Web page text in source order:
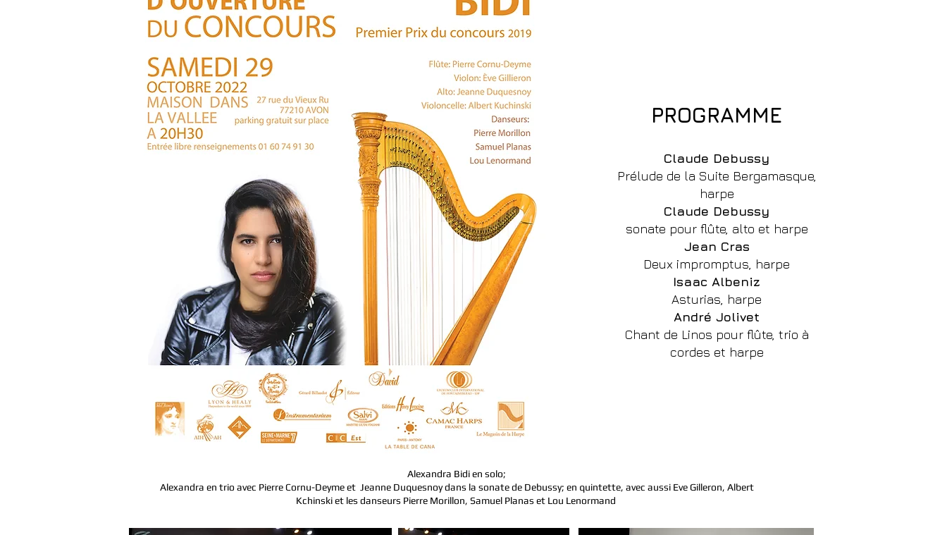
PROGRAMME
Claude Debussy
Prélude de la Suite Bergamasque,
harpe
Claude Debussy
sonate pour flûte, alto et harpe
Jean Cras
Deux impromptus, harpe
Isaac Albeniz
Asturias, harpe
André Jolivet
Chant de Linos pour flûte, trio à
cordes et harpe
Alexandra Bidi en solo;
Alexandra en trio avec Pierre Cornu-Deyme et Jeanne Duquesnoy dans la sonate de Debussy; en quintette, avec aussi Eve Gilleron, Albert
Kchinski et les danseurs Pierre Morillon, Samuel Planas et Lou Lenormand